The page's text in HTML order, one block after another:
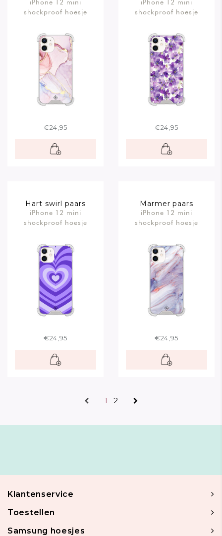
iPhone 12 mini
shockproof hoesje
€24,95
iPhone 12 mini
shockproof hoesje
€24,95
Hart swirl paars
iPhone 12 mini
shockproof hoesje
€24,95
Marmer paars
iPhone 12 mini
shockproof hoesje
€24,95
1 2
Klantenservice
Toestellen
Samsung hoesjes